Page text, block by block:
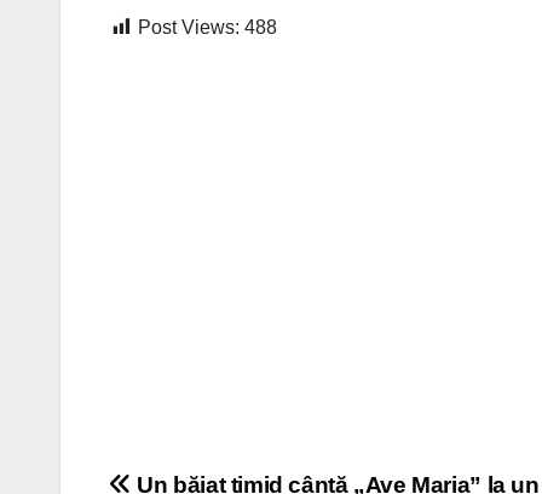
Post Views: 488
Un băiat timid cântă „Ave Maria” la